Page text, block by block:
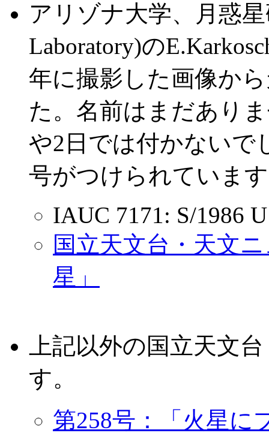
アリゾナ大学、月惑星
Laboratory)の
年に撮影した画像か
た。名前はまだあり
や2日では付かないで
号がつけられていま
IAUC 7171: S/1986
国立天文台・天文
星」
上記以外の国立天文
す。
第258号：「火星に